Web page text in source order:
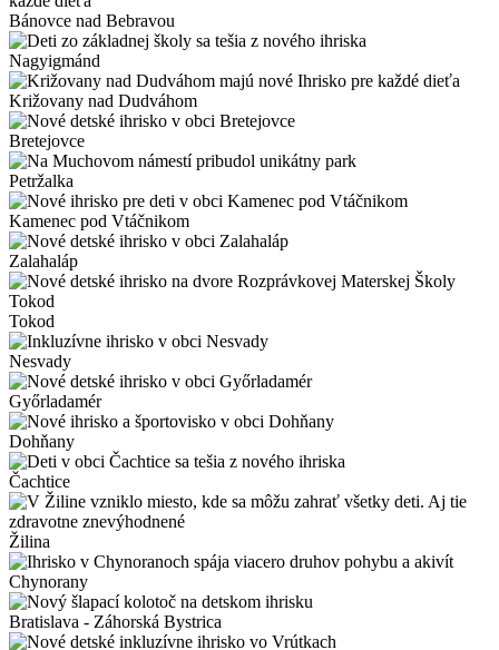
Bánovce nad Bebravou
Nagyigmánd
Križovany nad Dudváhom
Bretejovce
Petržalka
Kamenec pod Vtáčnikom
Zalahaláp
Tokod
Nesvady
Győrladamér
Dohňany
Čachtice
Žilina
Chynorany
Bratislava - Záhorská Bystrica